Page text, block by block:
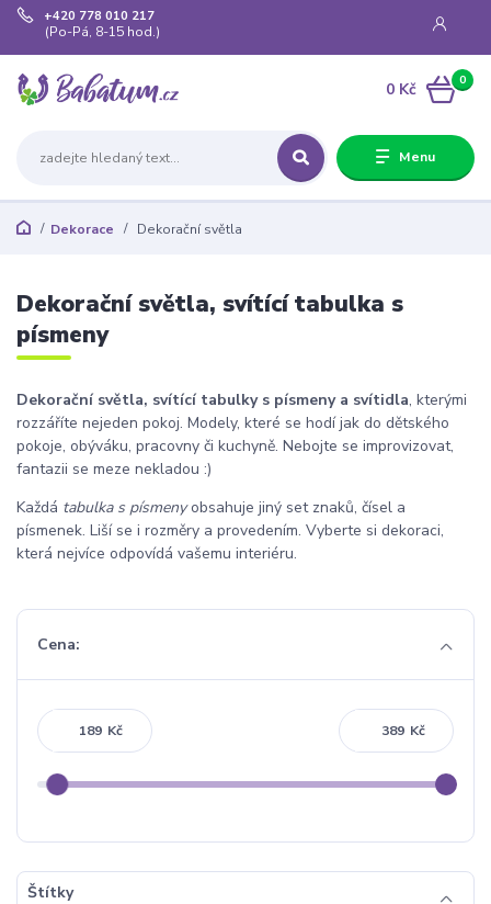
Menu
+420 778 010 217
(Po-Pá, 8-15 hod.)
0
0 Kč
Dekorace Dekorační světla
Dekorační světla, svítící tabulka s
písmeny
Dekorační světla, svítící tabulky s písmeny a svítidla, kterými
rozzáříte nejeden pokoj. Modely, které se hodí jak do dětského
pokoje, obýváku, pracovny či kuchyně. Nebojte se improvizovat,
fantazii se meze nekladou :)
Každá tabulka s písmenyobsahuje jiný set znaků, čísel a
písmenek. Liší se i rozměry a provedením. Vyberte si dekoraci,
která nejvíce odpovídá vašemu interiéru.
Cena:
Kč Kč
Štítky